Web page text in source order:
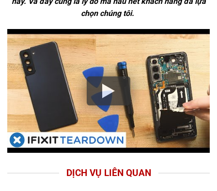
chọn chúng tôi.
DỊCH VỤ LIÊN QUAN